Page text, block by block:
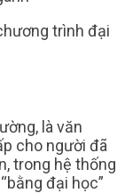
trình đại
là văn
cho người đã
trong hệ thống
đại học”